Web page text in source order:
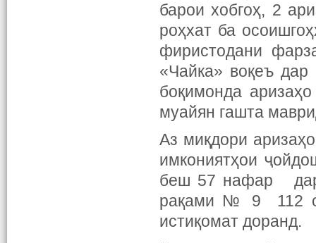
барои хобгоҳ, 2
роҳхат ба
фиристодани
«Чайка» воқеъ
боқимонда
муайян гашта
Аз миқдори
имкониятҳои
беш 57 нафар дар
рақами № 9 112
истиқомат доранд.